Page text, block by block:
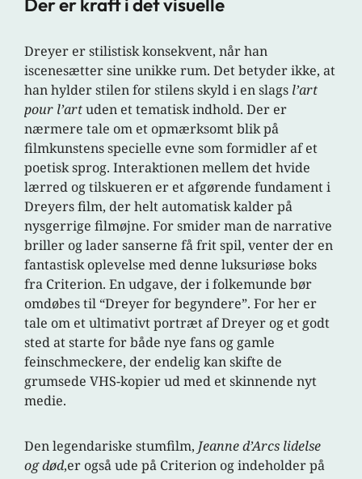
Der er kraft i det visuelle
Dreyer er stilistisk konsekvent, når han
iscenesætter sine unikke rum. Det betyder ikke, at
han hylder stilen for stilens skyld i en slags l’art
pour l’artuden et tematisk indhold. Der er
nærmere tale om et opmærksomt blik på
filmkunstens specielle evne som formidler af et
poetisk sprog. Interaktionen mellem det hvide
lærred og tilskueren er et afgørende fundament i
Dreyers film, der helt automatisk kalder på
nysgerrige filmøjne. For smider man de narrative
briller og lader sanserne få frit spil, venter der en
fantastisk oplevelse med denne luksuriøse boks
fra Criterion. En udgave, der i folkemunde bør
omdøbes til “Dreyer for begyndere”. For her er
tale om et ultimativt portræt af Dreyer og et godt
sted at starte for både nye fans og gamle
feinschmeckere, der endelig kan skifte de
grumsede VHS-kopier ud med et skinnende nyt
medie.
Den legendariske stumfilm, Jeanne d’Arcs lidelse
og død,er også ude på Criterion og indeholder på